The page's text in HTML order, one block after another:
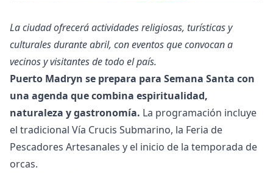
La ciudad ofrecerá actividades religiosas, turísticas y
culturales durante abril, con eventos que convocan a
vecinos y visitantes de todo el país.
Puerto Madryn se prepara para Semana Santa con
una agenda que combina espiritualidad,
naturaleza y gastronomía. La programación incluye
el tradicional Vía Crucis Submarino, la Feria de
Pescadores Artesanales y el inicio de la temporada de
orcas.